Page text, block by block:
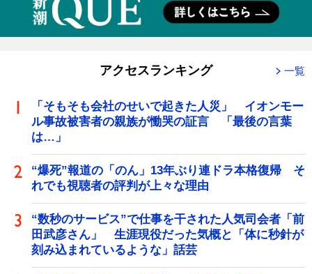
アクセスランキング 一覧
「そもそも会社のせいで起きた人災」 イオンモー
ル事故被害者の親族が慟哭の証言 「最後の言葉
は…」
“爆死”報道の「のん」13年ぶり連ドラ本格復帰 そ
れでも視聴者の評判が上々な理由
“数秒のサービス”で仕事を干された人気司会者「前
田武彦さん」 生涯現役だった気概と「体に秒針が
刻み込まれているような」話芸